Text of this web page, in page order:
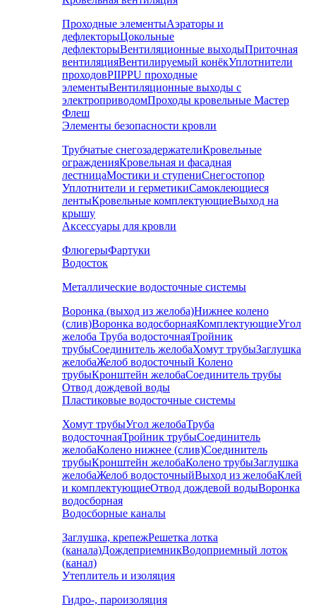
Проходные элементыАэраторы и
дефлекторыЦокольные
дефлекторыВентиляционные выходыПриточная
вентиляцияВентилируемый конёкУплотнители
проходовPIIPPU проходные
элементыВентиляционные выходы с
электроприводомПроходы кровельные Мастер
Флеш
Элементы безопасности кровли
Трубчатые снегозадержателиКровельные
огражденияКровельная и фасадная
лестницаМостики и ступениСнегостопор
Уплотнители и герметикиСамоклеющиеся
лентыКровельные комплектующиеВыход на
крышу
Аксессуары для кровли
ФлюгерыФартуки
Водосток
Металлические водосточные системы
Воронка (выход из желоба)Нижнее колено
(слив)Воронка водосборнаяКомплектующиеУгол
желоба Труба водосточнаяТройник
трубыСоединитель желобаХомут трубыЗаглушка
желобаЖелоб водосточный Колено
трубыКронштейн желобаСоединитель трубы
Отвод дождевой воды
Пластиковые водосточные системы
Хомут трубыУгол желобаТруба
водосточнаяТройник трубыСоединитель
желобаКолено нижнее (слив)Соединитель
трубыКронштейн желобаКолено трубыЗаглушка
желобаЖелоб водосточныйВыход из желобаКлей
и комплектующиеОтвод дождевой водыВоронка
водосборная
Водосборные каналы
Заглушка, крепежРешетка лотка
(канала)ДождеприемникВодоприемный лоток
(канал)
Утеплитель и изоляция
Гидро-, пароизоляция